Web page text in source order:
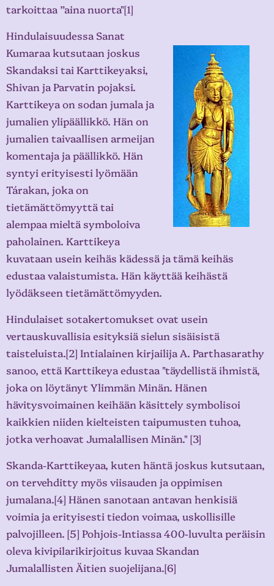
tarkoittaa ”aina nuorta"[1]
Hindulaisuudessa Sanat
Kumaraa kutsutaan joskus
Skandaksi tai Karttikeyaksi,
Shivan ja Parvatin pojaksi.
Karttikeya on sodan jumala ja
jumalien ylipäällikkö. Hän on
jumalien taivaallisen armeijan
komentaja ja päällikkö. Hän
syntyi erityisesti lyömään
Tárakan, joka on
tietämättömyyttä tai
alempaa mieltä symboloiva
paholainen. Karttikeya
kuvataan usein keihäs kädessä ja tämä keihäs
edustaa valaistumista. Hän käyttää keihästä
lyödäkseen tietämättömyyden.
Hindulaiset sotakertomukset ovat usein
vertauskuvallisia esityksiä sielun sisäisistä
taisteluista.[2] Intialainen kirjailija A. Parthasarathy
sanoo, että Karttikeya edustaa "täydellistä ihmistä,
joka on löytänyt Ylimmän Minän. Hänen
hävitysvoimainen keihään käsittely symbolisoi
kaikkien niiden kielteisten taipumusten tuhoa,
jotka verhoavat Jumalallisen Minän." [3]
Skanda-Karttikeyaa, kuten häntä joskus kutsutaan,
on tervehditty myös viisauden ja oppimisen
jumalana.[4] Hänen sanotaan antavan henkisiä
voimia ja erityisesti tiedon voimaa, uskollisille
palvojilleen. [5] Pohjois-Intiassa 400-luvulta peräisin
oleva kivipilarikirjoitus kuvaa Skandan
Jumalallisten Äitien suojelijana.[6]